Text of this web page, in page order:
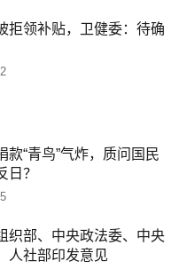
拒领补贴，卫健委：待确
款“青鸟”气炸，质问国民
日？
织部、中央政法委、中央
人社部印发意见